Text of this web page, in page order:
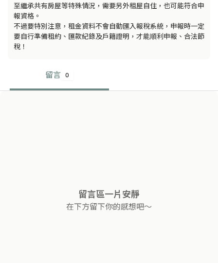
至繼承共有房屋等特殊情況，需要另外租屋自住，也可能符合申
報資格。
不過要特別注意，租金資料不會自動匯入報稅系統，申報時一定
要自行準備租約、匯款紀錄及戶籍證明，才能順利申報、合法節
稅！
留言 0
留言區一片安靜
在下方留下你的感想吧～